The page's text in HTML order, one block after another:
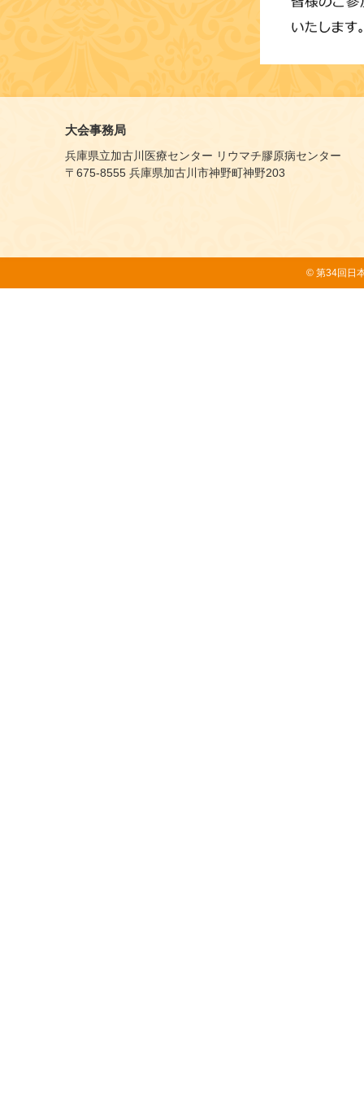
大会事務局
兵庫県立加古川医療センター リウマチ膠原病センター
〒675-8555 兵庫県加古川市神野町神野203
© 第34回日